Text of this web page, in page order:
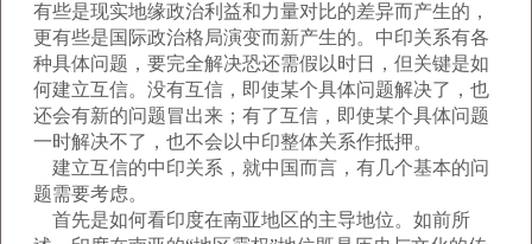
有些是现实地缘政治利益和力量对比的差异而产生的，
更有些是国际政治格局演变而新产生的。中印关系有各
种具体问题，要完全解决恐还需假以时日，但关键是如
何建立互信。没有互信，即使某个具体问题解决了，也
还会有新的问题冒出来；有了互信，即使某个具体问题
一时解决不了，也不会以中印整体关系作抵押。
建立互信的中印关系，就中国而言，有几个基本的问
题需要考虑。
首先是如何看印度在南亚地区的主导地位。如前所